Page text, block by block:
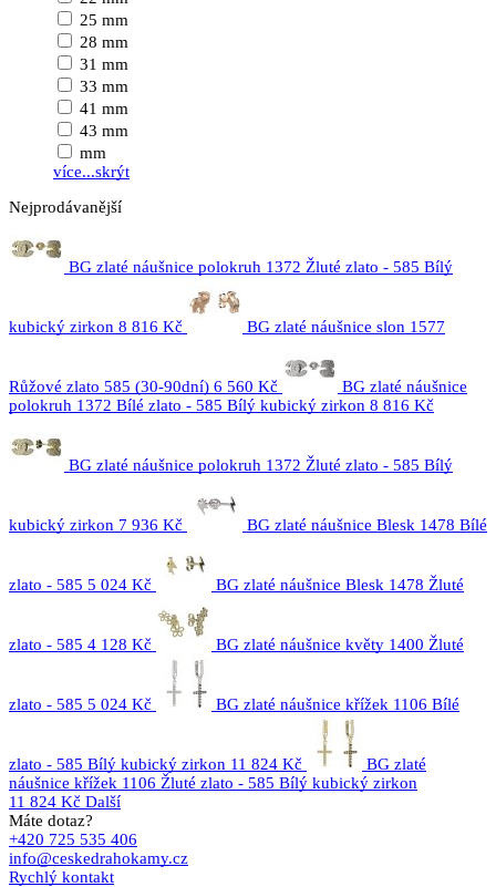
25 mm
28 mm
31 mm
33 mm
41 mm
43 mm
mm
více...skrýt
Nejprodávanější
BG zlaté náušnice polokruh 1372 Žluté zlato - 585 Bílý
kubický zirkon 8 816 Kč BG zlaté náušnice slon 1577
Růžové zlato 585 (30-90dní) 6 560 Kč
BG zlaté náušnice
polokruh 1372 Bílé zlato - 585 Bílý kubický zirkon 8 816 Kč
BG zlaté náušnice polokruh 1372 Žluté zlato - 585 Bílý
kubický zirkon 7 936 Kč BG zlaté náušnice Blesk 1478 Bílé
zlato - 585 5 024 Kč BG zlaté náušnice Blesk 1478 Žluté
zlato - 585 4 128 Kč BG zlaté náušnice květy 1400 Žluté
zlato - 585 5 024 Kč BG zlaté náušnice křížek 1106 Bílé
zlato - 585 Bílý kubický zirkon 11 824 Kč
BG zlaté
náušnice křížek 1106 Žluté zlato - 585 Bílý kubický zirkon
11 824 Kč Další
Máte dotaz?
+420 725 535 406
info@ceskedrahokamy.cz
Rychlý kontakt